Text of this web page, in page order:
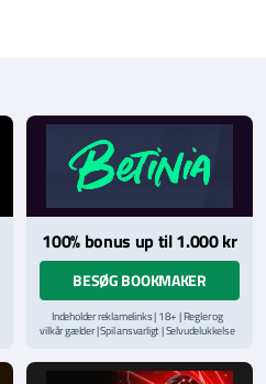
100% bonus up til 1.000 kr
BESØG BOOKMAKER
Indeholder reklamelinks | 18+ | Regler og
vilkår gælder | Spil ansvarligt | Selvudelukkelse
hjælpelinje påStopSpillet.dk
Læs vilkår og betingelserher